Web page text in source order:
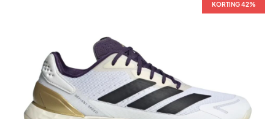
KORTING 42%
KORTING 42%
KORTING 42%
KORTING 42%
KORTING 42%
KORTING 42%
KORTING 42%